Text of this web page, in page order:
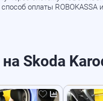
оплаты
Skoda